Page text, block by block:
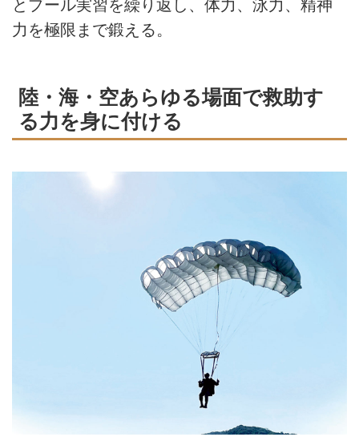
とプール実習を繰り返し、体力、泳力、精神
力を極限まで鍛える。
陸・海・空あらゆる場面で救助す
る力を身に付ける